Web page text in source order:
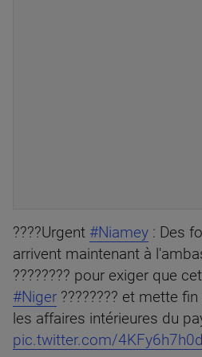
????Urgent #Niamey : Des
arrivent maintenant à
???????? pour exiger que
#Niger ???????? et mette
les affaires intérieures du
pic.twitter.com/4KFy6h7h0d